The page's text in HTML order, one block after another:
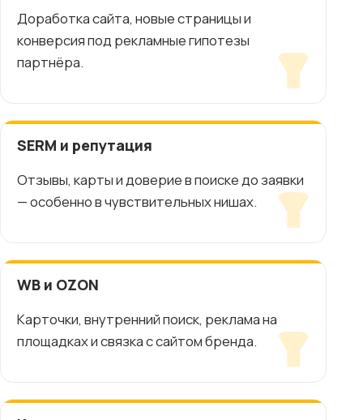
Доработка сайта, новые страницы и
конверсия под рекламные гипотезы
партнёра.
SERM и репутация
Отзывы, карты и доверие в поиске до заявки
— особенно в чувствительных нишах.
WB и OZON
Карточки, внутренний поиск, реклама на
площадках и связка с сайтом бренда.